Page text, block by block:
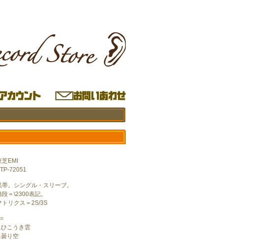
芝EMI
72051
帯。シングル・スリーブ。
段＝\2300表記。
トリクス＝2S/3S
ひこうき雲
り空